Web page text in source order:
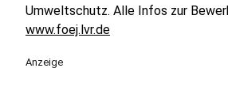
Umweltschutz. Alle Infos zur
www.foej.lvr.de
Anzeige